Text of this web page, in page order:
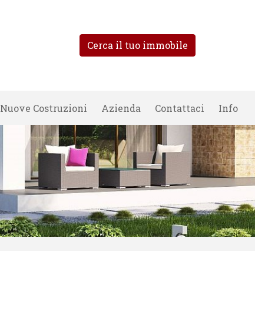
Cerca il tuo immobile
Nuove Costruzioni Azienda Contattaci Info